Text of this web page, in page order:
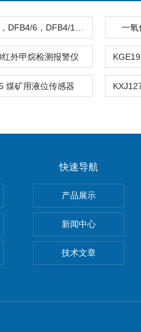
一氧
外甲烷检测报警仪
煤矿用液位传感器
电离型优化避雷针
SX-JKBG，SX-JKBH三相调压单硅
SX-JKTG ，SX-JKTH三相调压单硅
快速导航
产品展示
新闻中心
技术文章